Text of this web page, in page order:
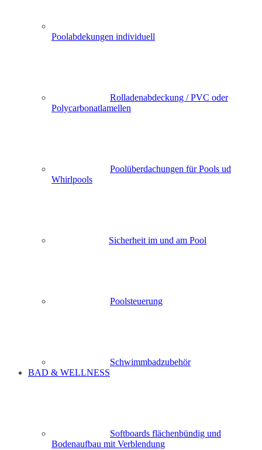
Poolabdekungen individuell
Rolladenabdeckung / PVC oder
Polycarbonatlamellen
Poolüberdachungen für Pools ud
Whirlpools
Sicherheit im und am Pool
Poolsteuerung
Schwimmbadzubehör
BAD & WELLNESS
Softboards flächenbündig und
Bodenaufbau mit Verblendung